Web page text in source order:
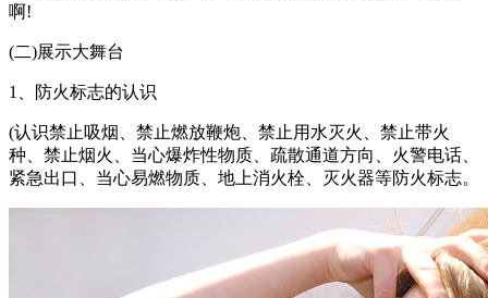
啊!
(二)展示大舞台
1、防火标志的认识
(认识禁止吸烟、禁止燃放鞭炮、禁止用水灭火、禁止带火
种、禁止烟火、当心爆炸性物质、疏散通道方向、火警电话、
紧急出口、当心易燃物质、地上消火栓、灭火器等防火标志。